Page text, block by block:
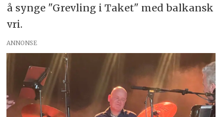
å synge "Grevling i Taket" med balkansk
vri.
ANNONSE